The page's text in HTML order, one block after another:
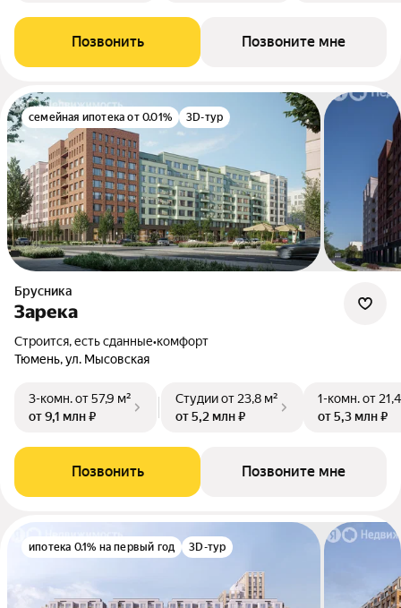
Позвонить Позвоните мне
семейная ипотека от 0.01% 3D-тур
Брусника
Зарека
Строится, есть сданные•комфорт
Тюмень, ул. Мысовская
3-комн.от 57,9 м²
от 9,1 млн ₽
Студииот 23,8 м²
от 5,2 млн ₽
1-комн.от
от 5,3 млн ₽
Позвонить Позвоните мне
ипотека 0.1% на первый год 3D-тур